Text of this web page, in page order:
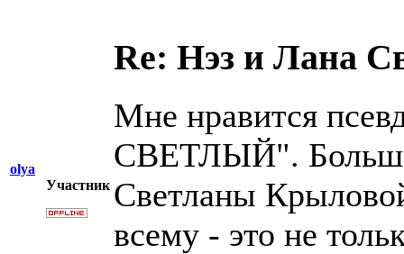
olya
Участник
Re: Нэз и Лана
Мне нравится
СВЕТЛЫЙ".
Светланы
всему - это не